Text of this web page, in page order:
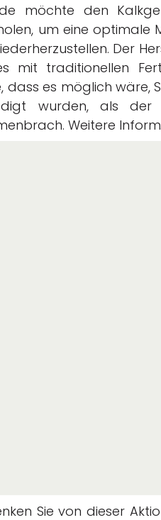
möchte den
um eine optimale
Der
mit traditionellen
dass es möglich wäre,
wurden, als
Weitere
Sie von dieser